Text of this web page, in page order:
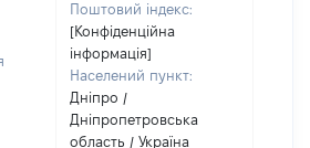
Поштовий індекс:
[Конфіденційна
інформація]
Населений пункт:
Дніпро /
Дніпропетровська
область / Україна